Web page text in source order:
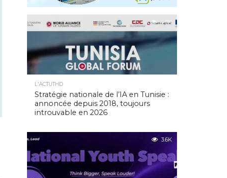
4.9K
L'ACTUTHD
Stratégie nationale de l’IA en Tunisie :
annoncée depuis 2018, toujours
introuvable en 2026
3.6K